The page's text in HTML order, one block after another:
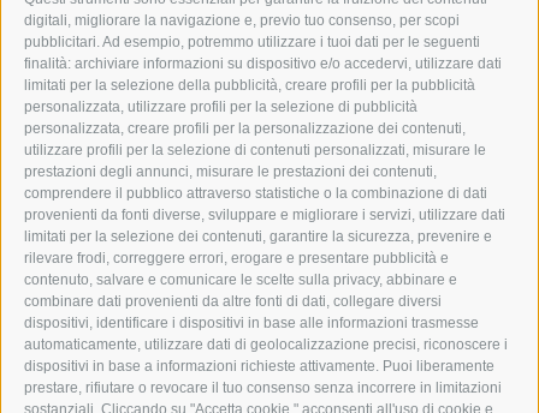
digitali, migliorare la navigazione e, previo tuo consenso, per scopi
pubblicitari. Ad esempio, potremmo utilizzare i tuoi dati per le seguenti
finalità: archiviare informazioni su dispositivo e/o accedervi, utilizzare dati
limitati per la selezione della pubblicità, creare profili per la pubblicità
personalizzata, utilizzare profili per la selezione di pubblicità
personalizzata, creare profili per la personalizzazione dei contenuti,
utilizzare profili per la selezione di contenuti personalizzati, misurare le
prestazioni degli annunci, misurare le prestazioni dei contenuti,
comprendere il pubblico attraverso statistiche o la combinazione di dati
provenienti da fonti diverse, sviluppare e migliorare i servizi, utilizzare dati
limitati per la selezione dei contenuti, garantire la sicurezza, prevenire e
rilevare frodi, correggere errori, erogare e presentare pubblicità e
contenuto, salvare e comunicare le scelte sulla privacy, abbinare e
combinare dati provenienti da altre fonti di dati, collegare diversi
dispositivi, identificare i dispositivi in base alle informazioni trasmesse
automaticamente, utilizzare dati di geolocalizzazione precisi, riconoscere i
dispositivi in base a informazioni richieste attivamente. Puoi liberamente
prestare, rifiutare o revocare il tuo consenso senza incorrere in limitazioni
sostanziali. Cliccando su "Accetta cookie," acconsenti all'uso di cookie e
TEL.: +39 0472 766876
GRAFIK@DERERKER.IT
INFO@DERERKER.IT
BARBARA.FONTANA@DERERKER.IT
ERKER
PUBBLICITÀ NELL’ERKER
PUBBLICITÀ ONLINE
ADDEBITO DIRETTO SEPA
REGOLAMENTO COMMENTI
ONLINE VOTING
SERVICE
EVENTI